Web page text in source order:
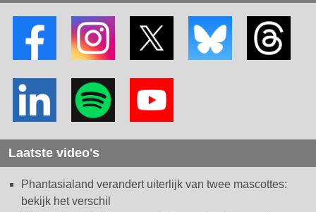
Laatste video's
Phantasialand verandert uiterlijk van twee mascottes:
bekijk het verschil